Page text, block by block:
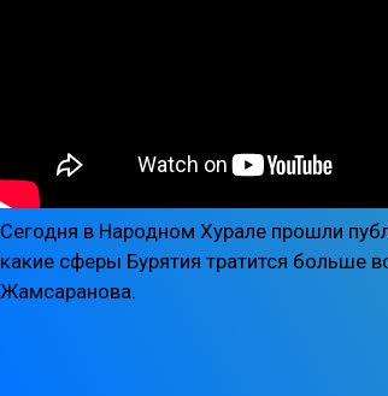
Сегодня в Народном Хурале прошли
какие сферы Бурятия тратится больше
Жамсаранова.